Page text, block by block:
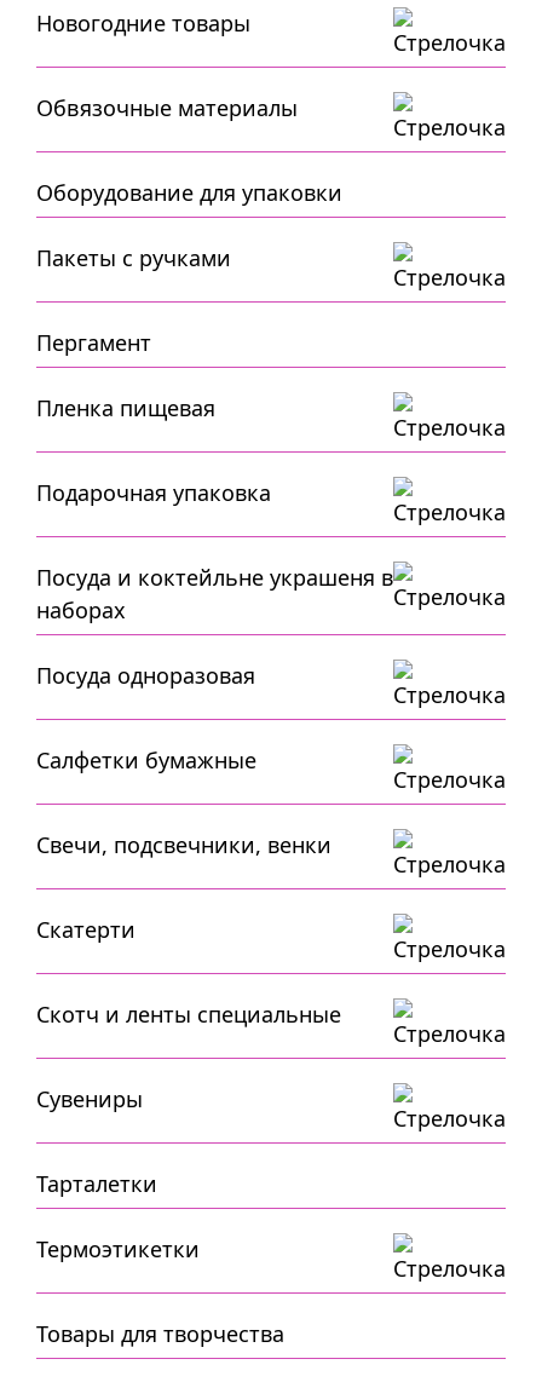
Новогодние товары
Обвязочные материалы
Оборудование для упаковки
Пакеты с ручками
Пергамент
Пленка пищевая
Подарочная упаковка
Посуда и коктейльне украшеня в
наборах
Посуда одноразовая
Салфетки бумажные
Свечи, подсвечники, венки
Скатерти
Скотч и ленты специальные
Сувениры
Тарталетки
Термоэтикетки
Товары для творчества